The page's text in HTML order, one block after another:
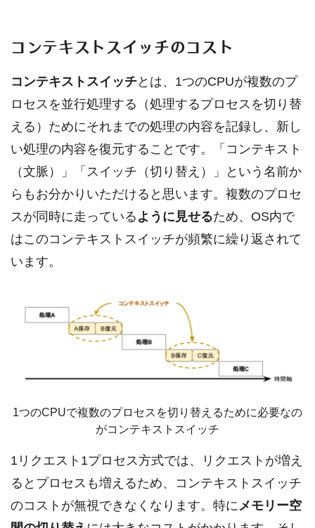
コンテキストスイッチのコスト
コンテキストスイッチとは、1つのCPUが複数のプ
ロセスを並行処理する（処理するプロセスを切り替
える）ためにそれまでの処理の内容を記録し、新し
い処理の内容を復元することです。「コンテキスト
（文脈）」「スイッチ（切り替え）」という名前か
らもお分かりいただけると思います。複数のプロセ
スが同時に走っている ように見せるため、OS内で
はこのコンテキストスイッチが頻繁に繰り返されて
います。
1つのCPUで複数のプロセスを切り替えるために必要なの
がコンテキストスイッチ
1リクエスト1プロセス方式では、リクエストが増え
るとプロセスも増えるため、コンテキストスイッチ
のコストが無視できなくなります。特にメモリー空